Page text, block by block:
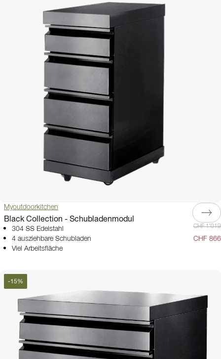
Myoutdoorkitchen
Black Collection - Schubladenmodul
304 SS Edelstahl
4 ausziehbare Schubladen
Viel Arbeitsfläche
CHF 1'019
CHF 866
-15%